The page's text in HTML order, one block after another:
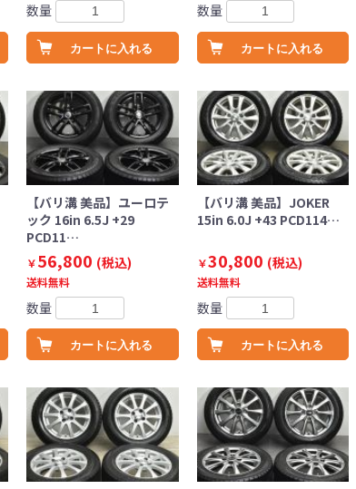
数量
カートに入れる
数量
カートに入れる
【バリ溝 美品】ユーロテ
ック 16in 6.5J +29
PCD11…
￥56,800 (税込)
送料無料
数量
カートに入れる
【バリ溝 美品】JOKER
15in 6.0J +43 PCD114…
￥30,800 (税込)
送料無料
数量
カートに入れる